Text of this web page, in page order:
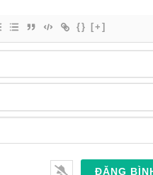
{} [+]